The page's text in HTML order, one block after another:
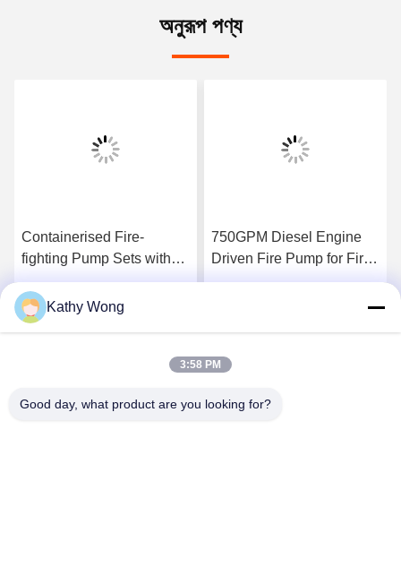
অনুরূপ পণ্য
Containerised Fire-
fighting Pump Sets with
Flow 300–8000 GPM UL
FM NFPA20 Certified
Complete Fire Pump
750GPM Diesel Engine
Driven Fire Pump for Fire
Fighting Application
Kathy Wong
3:58 PM
Good day, what product are you looking for?